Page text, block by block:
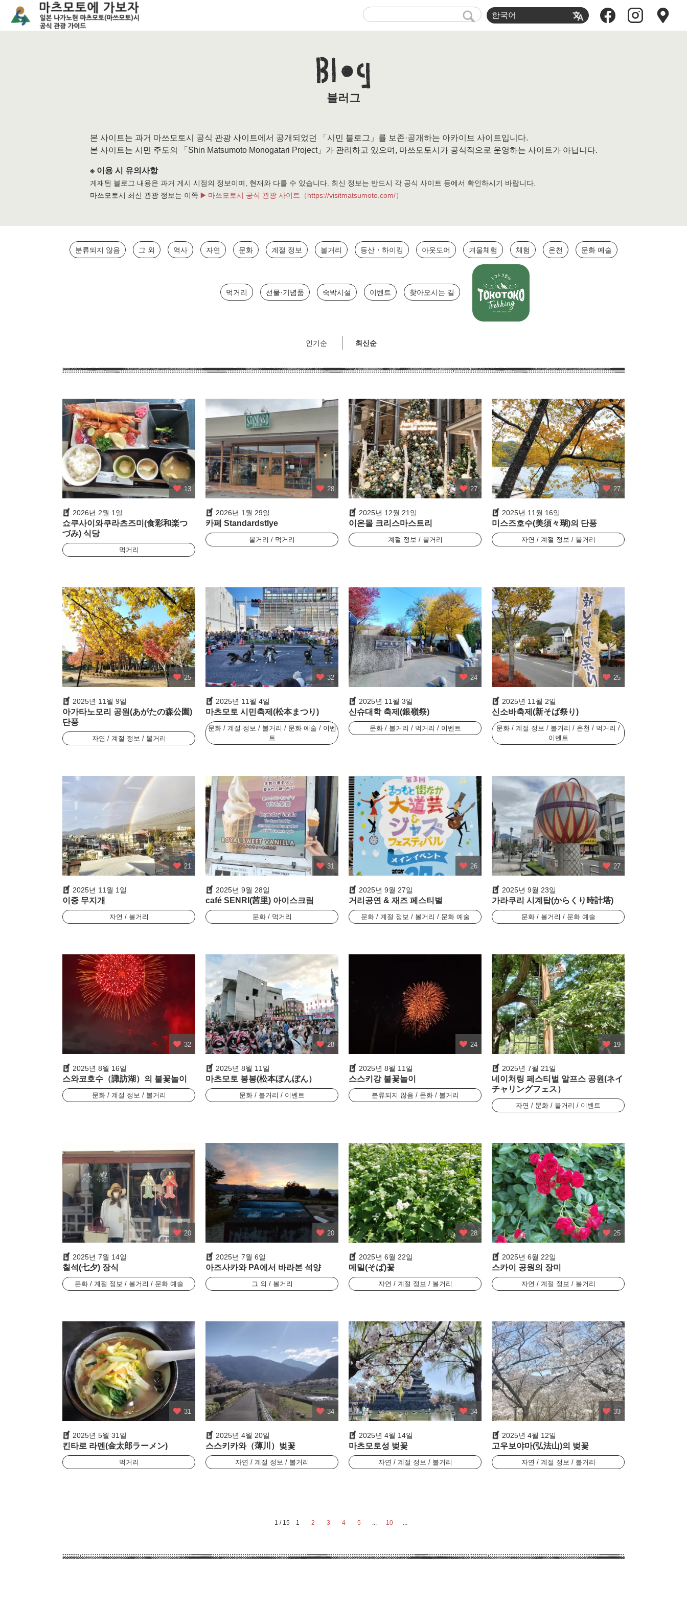
한국어
블러그
본 사이트는 과거 마쓰모토시 공식 관광 사이트에서 공개되었던 「시민 블로그」를 보존·공개하는 아카이브 사이트입니다.
본 사이트는 시민 주도의 「Shin Matsumoto Monogatari Project」가 관리하고 있으며, 마쓰모토시가 공식적으로 운영하는 사이트가 아닙니다.
※ 이용 시 유의사항
게재된 블로그 내용은 과거 게시 시점의 정보이며, 현재와 다를 수 있습니다. 최신 정보는 반드시 각 공식 사이트 등에서 확인하시기 바랍니다.
마쓰모토시 최신 관광 정보는 이쪽 ▶️ 마쓰모토시 공식 관광 사이트（https://visitmatsumoto.com/）
분류되지 않음 그 외 역사 자연 문화 계절 정보 볼거리 등산・하이킹 아웃도어 겨울체험 체험 온천 문화 예술
먹거리 선물·기념품 숙박시설 이벤트 찾아오시는 길
인기순 최신순
13
2026년 2월 1일
쇼쿠사이와쿠라츠즈미(食彩和楽つ
づみ) 식당
먹거리
28
2026년 1월 29일
카페 Standardstlye
볼거리 / 먹거리
27
2025년 12월 21일
이온몰 크리스마스트리
계절 정보 / 볼거리
27
2025년 11월 16일
미스즈호수(美須々瑚)의 단풍
자연 / 계절 정보 / 볼거리
25
2025년 11월 9일
아가타노모리 공원(あがたの森公園)
단풍
자연 / 계절 정보 / 볼거리
32
2025년 11월 4일
마츠모토 시민축제(松本まつり)
문화 / 계절 정보 / 볼거리 / 문화 예술 / 이벤
트
24
2025년 11월 3일
신슈대학 축제(銀嶺祭)
문화 / 볼거리 / 먹거리 / 이벤트
25
2025년 11월 2일
신소바축제(新そば祭り)
문화 / 계절 정보 / 볼거리 / 온천 / 먹거리 /
이벤트
21
2025년 11월 1일
이중 무지개
자연 / 볼거리
31
2025년 9월 28일
café SENRI(茜里) 아이스크림
문화 / 먹거리
26
2025년 9월 27일
거리공연 & 재즈 페스티벌
문화 / 계절 정보 / 볼거리 / 문화 예술
27
2025년 9월 23일
가라쿠리 시계탑(からくり時計塔)
문화 / 볼거리 / 문화 예술
32
2025년 8월 16일
스와코호수（諏訪湖）의 불꽃놀이
문화 / 계절 정보 / 볼거리
28
2025년 8월 11일
마츠모토 봉봉(松本ぼんぼん）
문화 / 볼거리 / 이벤트
24
2025년 8월 11일
스스키강 불꽃놀이
분류되지 않음 / 문화 / 볼거리
19
2025년 7월 21일
네이처링 페스티벌 알프스 공원(ネイ
チャリングフェス）
자연 / 문화 / 볼거리 / 이벤트
20
2025년 7월 14일
칠석(七夕) 장식
문화 / 계절 정보 / 볼거리 / 문화 예술
20
2025년 7월 6일
아즈사카와 PA에서 바라본 석양
그 외 / 볼거리
28
2025년 6월 22일
메밀(そば)꽃
자연 / 계절 정보 / 볼거리
25
2025년 6월 22일
스카이 공원의 장미
자연 / 계절 정보 / 볼거리
31
2025년 5월 31일
킨타로 라멘(金太郎ラーメン)
먹거리
34
2025년 4월 20일
스스키카와（薄川）벚꽃
자연 / 계절 정보 / 볼거리
34
2025년 4월 14일
마츠모토성 벚꽃
자연 / 계절 정보 / 볼거리
33
2025년 4월 12일
고우보야마(弘法山)의 벚꽃
자연 / 계절 정보 / 볼거리
1 / 15 1 2 3 4 5 ... 10 ...